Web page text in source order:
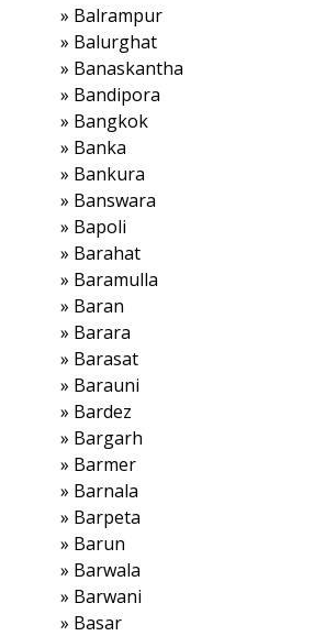
» Balrampur
» Balurghat
» Banaskantha
» Bandipora
» Bangkok
» Banka
» Bankura
» Banswara
» Bapoli
» Barahat
» Baramulla
» Baran
» Barara
» Barasat
» Barauni
» Bardez
» Bargarh
» Barmer
» Barnala
» Barpeta
» Barun
» Barwala
» Barwani
» Basar